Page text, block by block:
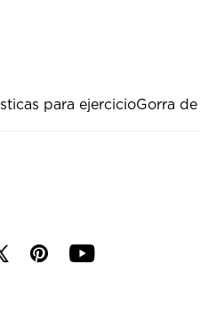
para ejercicioGorra de
p y